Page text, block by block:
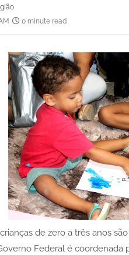
0 minute read
de zero a três anos
Federal é coordenada